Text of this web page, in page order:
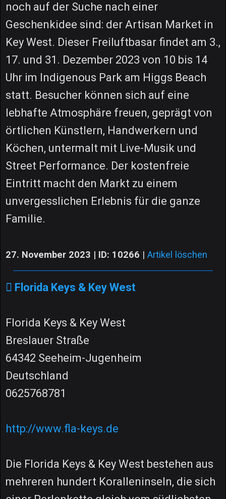
noch auf der Suche nach einer
Geschenkidee sind: der Artisan Market in
Key West. Dieser Freiluftbasar findet am 3.,
17. und 31. Dezember 2023 von 10 bis 14
Uhr im Indigenous Park am Higgs Beach
statt. Besucher können sich auf eine
lebhafte Atmosphäre freuen, geprägt von
örtlichen Künstlern, Handwerkern und
Köchen, untermalt mit Live-Musik und
Street Performance. Der kostenfreie
Eintritt macht den Markt zu einem
unvergesslichen Erlebnis für die ganze
Familie.
27. November 2023 | ID: 10266 | Artikel löschen
Florida Keys & Key West
Florida Keys & Key West
Breslauer Straße
64342 Seeheim-Jugenheim
Deutschland
0625768781
http://www.fla-keys.de
Die Florida Keys & Key West bestehen aus
mehreren hundert Koralleninseln, die sich